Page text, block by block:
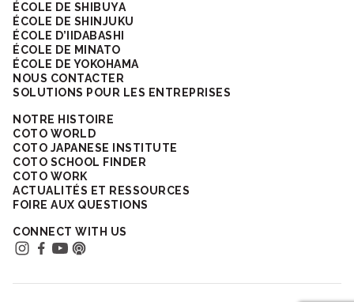
ÉCOLE DE SHIBUYA
ÉCOLE DE SHINJUKU
ÉCOLE D’IIDABASHI
ÉCOLE DE MINATO
ÉCOLE DE YOKOHAMA
NOUS CONTACTER
SOLUTIONS POUR LES ENTREPRISES
NOTRE HISTOIRE
COTO WORLD
COTO JAPANESE INSTITUTE
COTO SCHOOL FINDER
COTO WORK
ACTUALITÉS ET RESSOURCES
FOIRE AUX QUESTIONS
CONNECT WITH US